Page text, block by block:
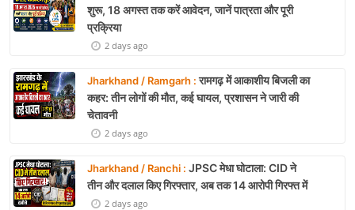
शुरू, 18 अगस्त तक करें आवेदन, जानें पात्रता और पूरी
प्रक्रिया
2 days ago
Jharkhand / Ramgarh :रामगढ़ में आकाशीय बिजली का
कहर: तीन लोगों की मौत, कई घायल, प्रशासन ने जारी की
चेतावनी
2 days ago
Jharkhand / Ranchi : JPSC मेधा घोटाला: CID ने
तीन और दलाल किए गिरफ्तार, अब तक 14 आरोपी गिरफ्त में
2 days ago